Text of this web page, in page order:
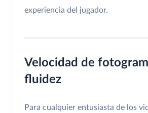
experiencia del jugador.
Velocidad de
fluidez
Para cualquier entusiasta de los